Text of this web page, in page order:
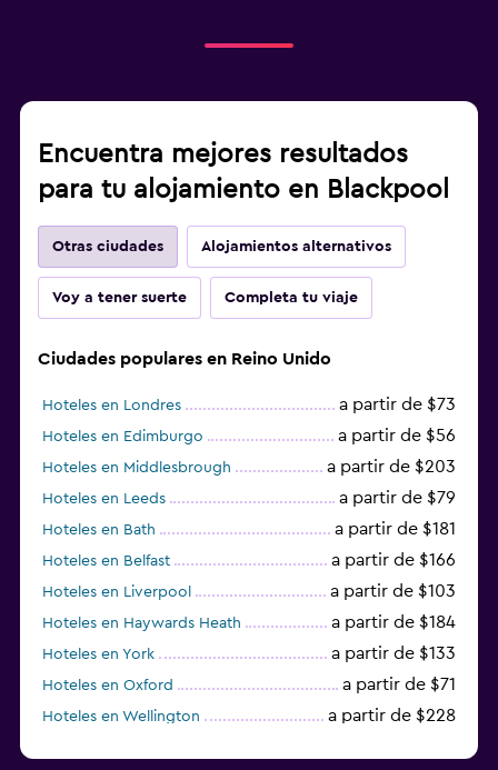
Encuentra mejores resultados
para tu alojamiento en Blackpool
Otras ciudades Alojamientos alternativos
Voy a tener suerte Completa tu viaje
Ciudades populares en Reino Unido
Hoteles en Londres a partir de $73
Hoteles en Edimburgo a partir de $56
Hoteles en Middlesbrough a partir de $203
Hoteles en Leeds a partir de $79
Hoteles en Bath a partir de $181
Hoteles en Belfast a partir de $166
Hoteles en Liverpool a partir de $103
Hoteles en Haywards Heath a partir de $184
Hoteles en York a partir de $133
Hoteles en Oxford a partir de $71
Hoteles en Wellington a partir de $228